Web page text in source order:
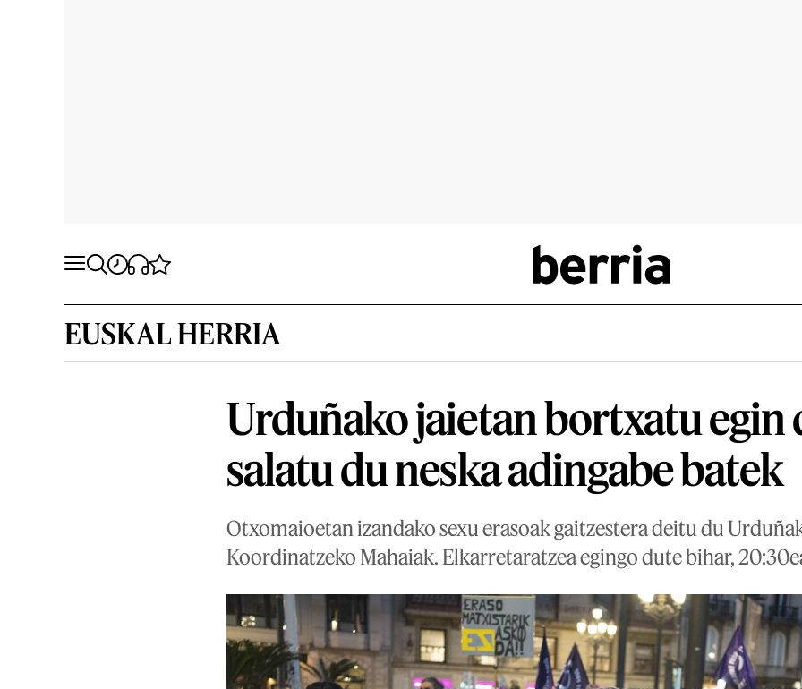
EUSKAL HERRIA
Urduñako jaietan bortxatu egin
salatu du neska adingabe batek
Otxomaioetan izandako sexu erasoak gaitzestera deitu du
Koordinatzeko Mahaiak. Elkarretaratzea egingo dute bihar,